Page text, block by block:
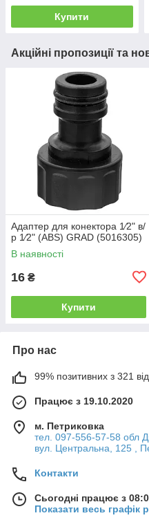
Купити
Акційні пропозиції та
Адаптер для конектора 1⁄2" в/
р 1⁄2" (ABS) GRAD (5016305)
В наявності
16 ₴
Купити
Про нас
99% позитивних з 321
Працює з 19.10.2020
м. Петриковка
тел. 097-556-57-58 обл
вул. Центральна, 125 ,
Контакти
Сьогодні працює з
Показати весь графік